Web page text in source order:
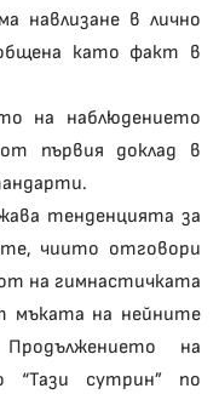
навлизане в лично
като факт в
на наблюдението
първия доклад в
тенденцията за
чиито отговори
на гимнастичката
мъката на нейните
на
“Тази сутрин” по